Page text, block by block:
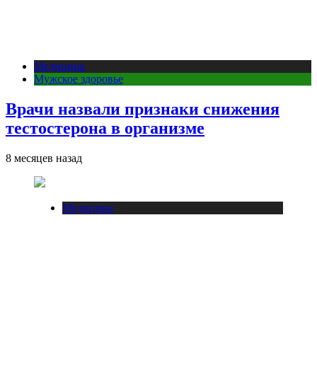
Медицина
Мужское здоровье
Врачи назвали признаки снижения
тестостерона в организме
8 месяцев назад
Медицина